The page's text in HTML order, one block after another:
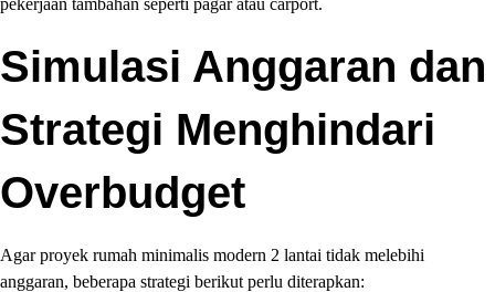
pekerjaan tambahan seperti pagar atau carport.
Simulasi Anggaran dan
Strategi Menghindari
Overbudget
Agar proyek rumah minimalis modern 2 lantai tidak melebihi
anggaran, beberapa strategi berikut perlu diterapkan: